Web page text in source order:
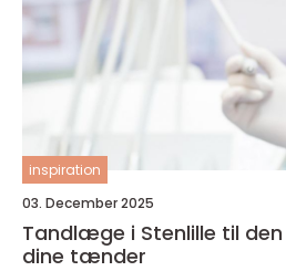
inspiration
03. December 2025
Tandlæge i Stenlille til
dine tænder